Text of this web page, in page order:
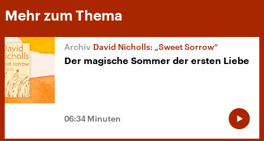
Mehr zum Thema
David Nicholls: „Sweet Sorrow“
Der magische Sommer der ersten Liebe
06:34 Minuten